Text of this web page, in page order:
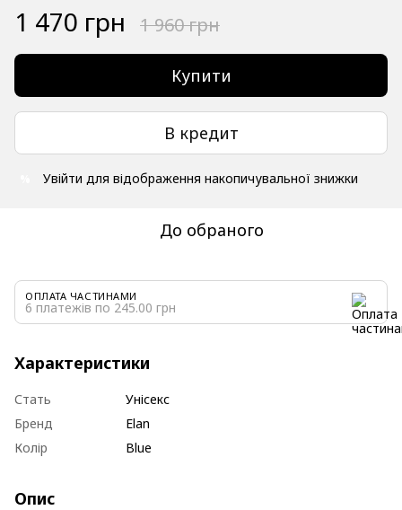
1 470 грн 1 960 грн
Купити
В кредит
Увійти для відображення накопичувальної знижки
До обраного
ОПЛАТА ЧАСТИНАМИ
6 платежів по 245.00 грн
Характеристики
Стать
Унісекс
Бренд
Elan
Колір
Blue
Опис